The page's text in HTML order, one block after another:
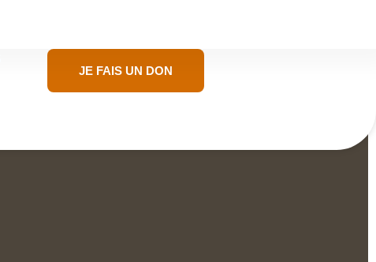
JE FAIS UN DON